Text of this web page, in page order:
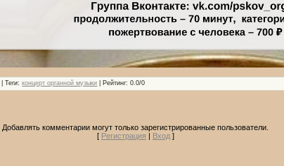
|Теги:концерт органной музыки Рейтинг:0.0/0
Добавлять комментарии могут только зарегистрированные пользователи.
[ Регистрация | Вход]